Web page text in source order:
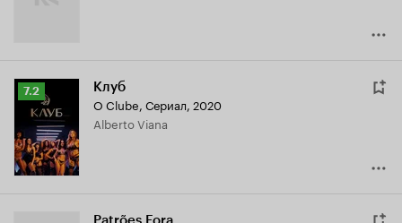
Рейтинг
Кинопоиска
7.2
7.2 Клуб
O Clube, Сериал, 2020
Alberto Viana